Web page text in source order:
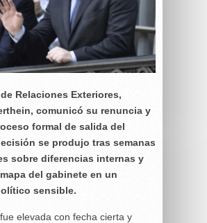
Relaciones Exteriores,
comunicó su renuncia y
formal de salida del
se produjo tras semanas
sobre diferencias internas y
del gabinete en un
sensible.
elevada con fecha cierta y